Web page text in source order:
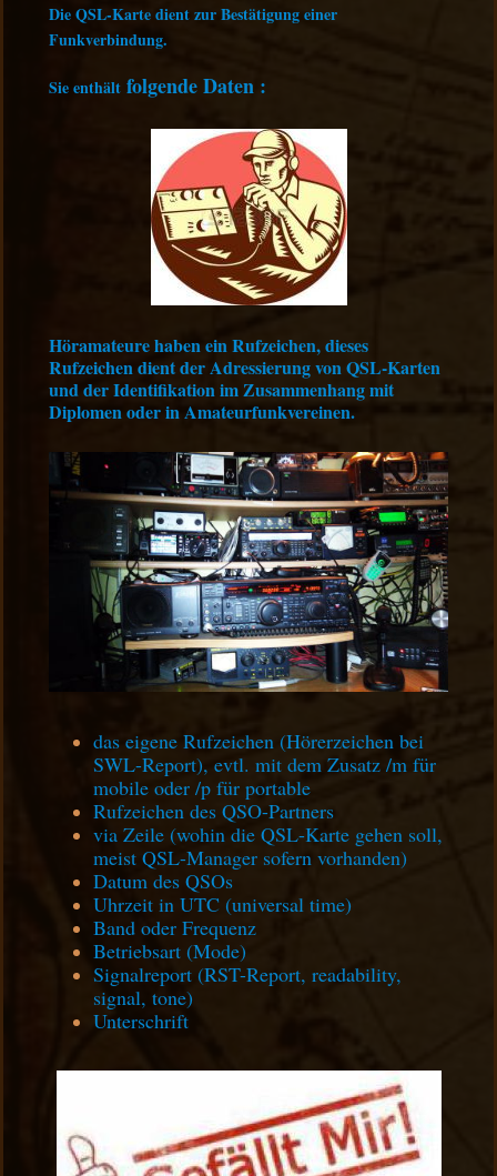
Die QSL-Karte dient zur Bestätigung einer
Funkverbindung.
Sie enthält folgende Daten :
Höramateure haben ein Rufzeichen, dieses
Rufzeichen dient der Adressierung von QSL-Karten
und der Identifikation im Zusammenhang mit
Diplomen oder in Amateurfunkvereinen.
das eigene Rufzeichen (Hörerzeichen bei
SWL-Report), evtl. mit dem Zusatz /m für
mobile oder /p für portable
Rufzeichen des QSO-Partners
via Zeile (wohin die QSL-Karte gehen soll,
meist QSL-Manager sofern vorhanden)
Datum des QSOs
Uhrzeit in UTC (universal time)
Band oder Frequenz
Betriebsart (Mode)
Signalreport (RST-Report, readability,
signal, tone)
Unterschrift